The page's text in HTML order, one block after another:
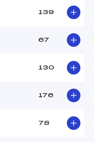
139
67
130
176
78